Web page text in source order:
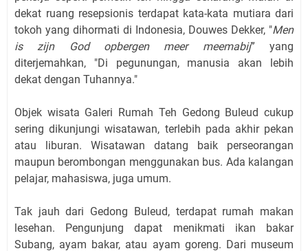
dekat ruang resepsionis terdapat kata-kata mutiara dari
tokoh yang dihormati di Indonesia, Douwes Dekker, "Men
is zijn God opbergen meer meemabij” yang
diterjemahkan, "Di pegunungan, manusia akan lebih
dekat dengan Tuhannya."
Objek wisata Galeri Rumah Teh Gedong Buleud cukup
sering dikunjungi wisatawan, terlebih pada akhir pekan
atau liburan. Wisatawan datang baik perseorangan
maupun berombongan menggunakan bus. Ada kalangan
pelajar, mahasiswa, juga umum.
Tak jauh dari Gedong Buleud, terdapat rumah makan
lesehan. Pengunjung dapat menikmati ikan bakar
Subang, ayam bakar, atau ayam goreng. Dari museum